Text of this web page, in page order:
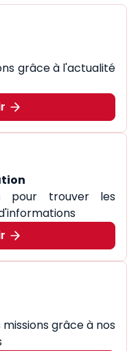
grâce à l'actualité
pour trouver les
grâce à nos